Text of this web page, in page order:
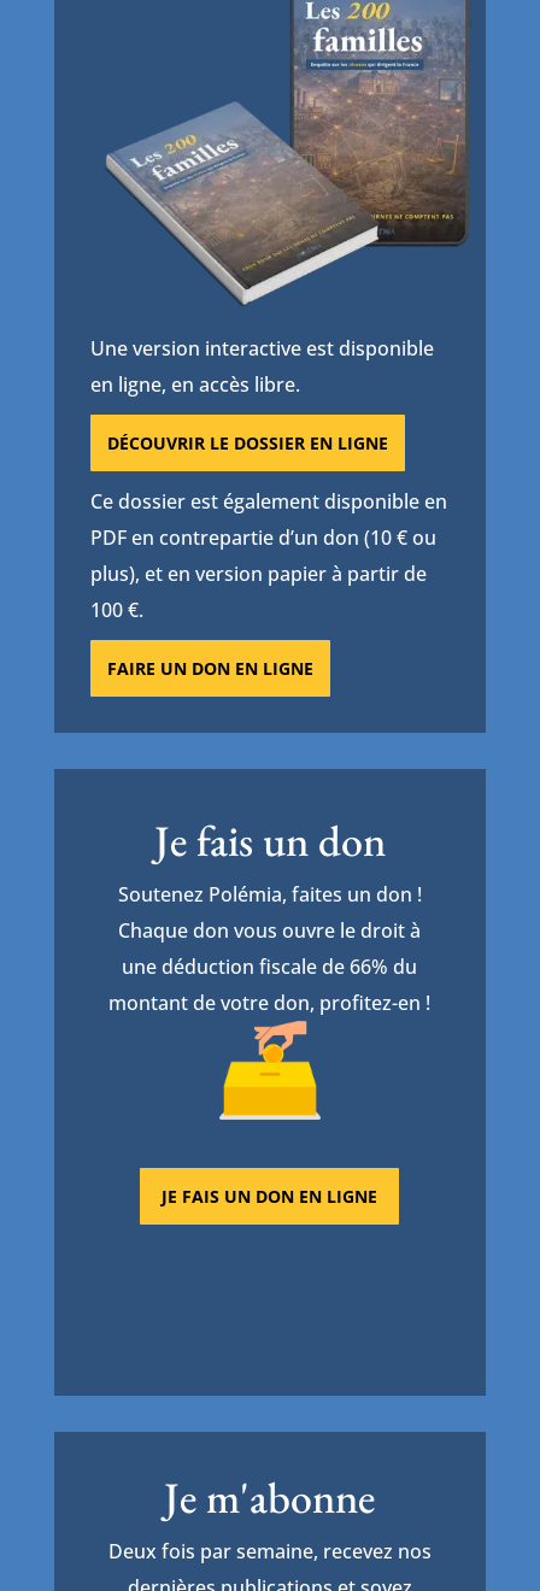
Une version interactive est disponible
en ligne, en accès libre.
DÉCOUVRIR LE DOSSIER EN LIGNE
Ce dossier est également disponible en
PDF en contrepartie d’un don (10 € ou
plus), et en version papier à partir de
100 €.
FAIRE UN DON EN LIGNE
Je fais un don
Soutenez Polémia, faites un don !
Chaque don vous ouvre le droit à
une déduction fiscale de 66% du
montant de votre don, profitez-en !
JE FAIS UN DON EN LIGNE
Je m'abonne
Deux fois par semaine, recevez nos